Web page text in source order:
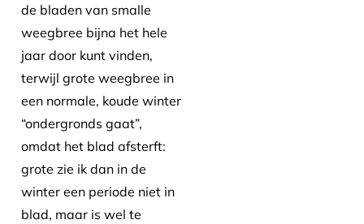
de bladen van smalle
weegbree bijna het hele
jaar door kunt vinden,
terwijl grote weegbree in
een normale, koude winter
“ondergronds gaat”,
omdat het blad afsterft:
grote zie ik dan in de
winter een periode niet in
blad, maar is wel te